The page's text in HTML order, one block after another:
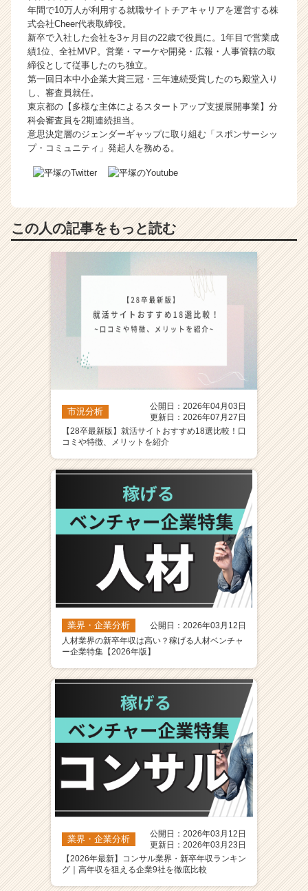
年間で10万人が利用する就職サイトチアキャリアを運営する株
式会社Cheer代表取締役。
新卒で入社した会社を3ヶ月目の22歳で役員に。1年目で営業成
績1位、全社MVP。営業・マーケや開発・広報・人事管轄の取
締役として従事したのち独立。
第一回日本中小企業大賞三冠・三年連続受賞したのち殿堂入り
し、審査員就任。
東京都の【多様な主体によるスタートアップ支援展開事業】分
科会審査員を2期連続担当。
意思決定層のジェンダーギャップに取り組む「スポンサーシッ
プ・コミュニティ」発起人を務める。
この人の記事をもっと読む
市況分析
公開日：2026年04月03日
更新日：2026年07月27日
【28卒最新版】就活サイトおすすめ18選比較！口
コミや特徴、メリットを紹介
業界・企業分析
公開日：2026年03月12日
人材業界の新卒年収は高い？稼げる人材ベンチャ
ー企業特集【2026年版】
業界・企業分析
公開日：2026年03月12日
更新日：2026年03月23日
【2026年最新】コンサル業界・新卒年収ランキン
グ｜高年収を狙える企業9社を徹底比較